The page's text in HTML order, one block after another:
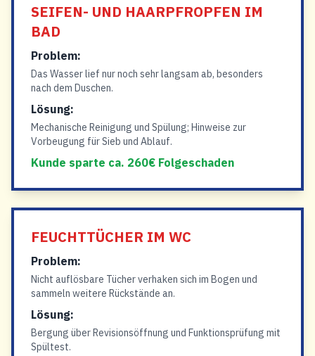
SEIFEN- UND HAARPFROPFEN IM
BAD
Problem:
Das Wasser lief nur noch sehr langsam ab, besonders
nach dem Duschen.
Lösung:
Mechanische Reinigung und Spülung; Hinweise zur
Vorbeugung für Sieb und Ablauf.
Kunde sparte ca. 260€ Folgeschaden
FEUCHTTÜCHER IM WC
Problem:
Nicht auflösbare Tücher verhaken sich im Bogen und
sammeln weitere Rückstände an.
Lösung:
Bergung über Revisionsöffnung und Funktionsprüfung mit
Spültest.